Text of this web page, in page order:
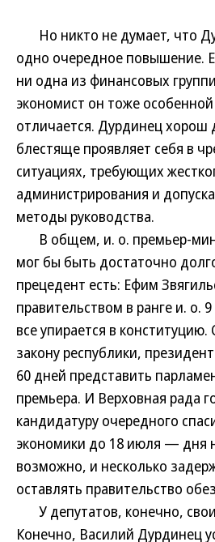
Но никто не думает, что
одно очередное повышение.
ни одна из финансовых
экономист он тоже
отличается. Дурдинец хорош
блестяще проявляет себя в
ситуациях, требующих
администрирования и
методы руководства.
В общем, и. о. премьер-
мог бы быть достаточно
прецедент есть: Ефим
правительством в ранге и. о.
все упирается в
закону республики,
60 дней представить
премьера. И Верховная рада
кандидатуру очередного
экономики до 18 июля — дня
возможно, и несколько
оставлять правительство
У депутатов, конечно, свои
Конечно, Василий Дурдинец